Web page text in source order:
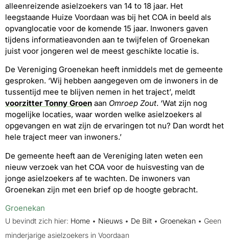
alleenreizende asielzoekers van 14 to 18 jaar. Het
leegstaande Huize Voordaan was bij het COA in beeld als
opvanglocatie voor de komende 15 jaar. Inwoners gaven
tijdens informatieavonden aan te twijfelen of Groenekan
juist voor jongeren wel de meest geschikte locatie is.
De Vereniging Groenekan heeft inmiddels met de gemeente
gesproken. ‘Wij hebben aangegeven om de inwoners in de
tussentijd mee te blijven nemen in het traject’, meldt
voorzitter Tonny Groen aan Omroep Zout. ‘Wat zijn nog
mogelijke locaties, waar worden welke asielzoekers al
opgevangen en wat zijn de ervaringen tot nu? Dan wordt het
hele traject meer van inwoners.’
De gemeente heeft aan de Vereniging laten weten een
nieuw verzoek van het COA voor de huisvesting van de
jonge asielzoekers af te wachten. De inwoners van
Groenekan zijn met een brief op de hoogte gebracht.
Groenekan
U bevindt zich hier: Home • Nieuws • De Bilt • Groenekan • Geen
minderjarige asielzoekers in Voordaan